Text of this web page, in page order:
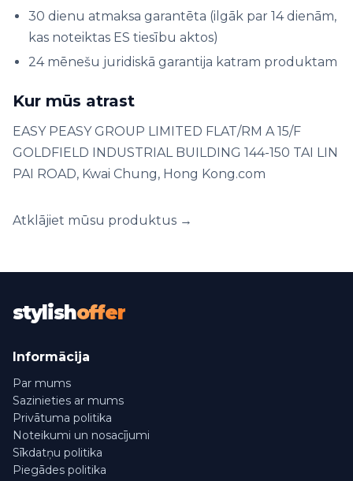
30 dienu atmaksa garantēta (ilgāk par 14 dienām,
kas noteiktas ES tiesību aktos)
24 mēnešu juridiskā garantija katram produktam
Kur mūs atrast
EASY PEASY GROUP LIMITED FLAT/RM A 15/F
GOLDFIELD INDUSTRIAL BUILDING 144-150 TAI LIN
PAI ROAD, Kwai Chung, Hong Kong.com
Atklājiet mūsu produktus →
stylishoffer
Informācija
Par mums
Sazinieties ar mums
Privātuma politika
Noteikumi un nosacījumi
Sīkdatņu politika
Piegādes politika